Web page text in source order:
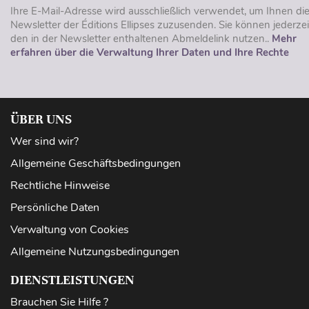
Ihre E-Mail-Adresse wird ausschließlich verwendet, um Ihnen die
Newsletter der Éditions Ellipses zuzusenden. Sie können
den in der Newsletter enthaltenen Abmeldelink nutzen.. Mehr
erfahren über die Verwaltung Ihrer Daten und Ihre Rechte
ÜBER UNS
Wer sind wir?
Allgemeine Geschäftsbedingungen
Rechtliche Hinweise
Persönliche Daten
Verwaltung von Cookies
Allgemeine Nutzungsbedingungen
DIENSTLEISTUNGEN
Brauchen Sie Hilfe ?